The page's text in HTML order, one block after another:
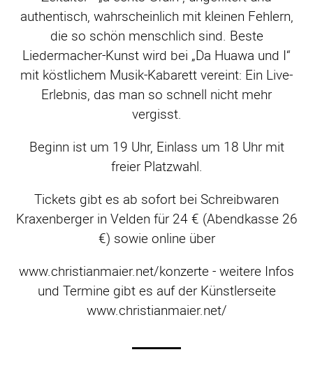
authentisch, wahrscheinlich mit kleinen Fehlern,
die so schön menschlich sind. Beste
Liedermacher-Kunst wird bei „Da Huawa und I“
mit köstlichem Musik-Kabarett vereint: Ein Live-
Erlebnis, das man so schnell nicht mehr
vergisst.
Beginn ist um 19 Uhr, Einlass um 18 Uhr mit
freier Platzwahl.
Tickets gibt es ab sofort bei Schreibwaren
Kraxenberger in Velden für 24 € (Abendkasse 26
€) sowie online über
www.christianmaier.net/konzerte - weitere Infos
und Termine gibt es auf der Künstlerseite
www.christianmaier.net/